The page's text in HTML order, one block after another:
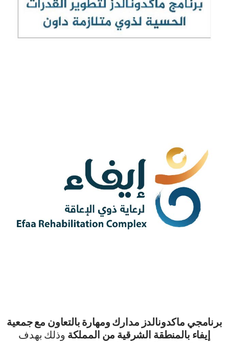
برنامجي ماكدونالدز مدارك ومهارة بالتعاون مع جمعية
إيفاء بالمنطقة الشرقية من المملكة وذلك بهدف